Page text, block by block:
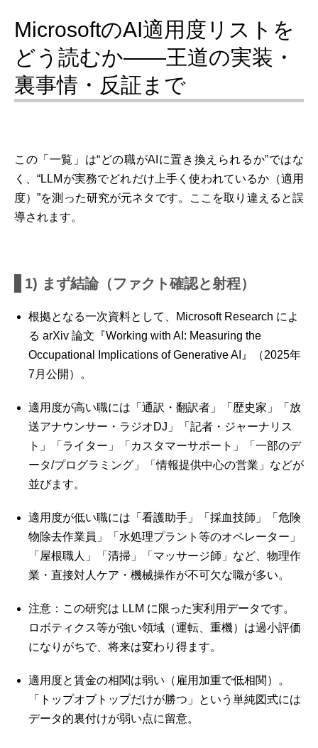
MicrosoftのAI適用度リストを
どう読むか――王道の実装・
裏事情・反証まで
この「一覧」は“どの職がAIに置き換えられるか”ではな
く、“LLMが実務でどれだけ上手く使われているか（適用
度）”を測った研究が元ネタです。ここを取り違えると誤
導されます。
1) まず結論（ファクト確認と射程）
根拠となる一次資料として、Microsoft Research によ
る arXiv 論文『Working with AI: Measuring the
Occupational Implications of Generative AI』（2025年
7月公開）。
適用度が高い職には「通訳・翻訳者」「歴史家」「放
送アナウンサー・ラジオDJ」「記者・ジャーナリス
ト」「ライター」「カスタマーサポート」「一部のデ
ータ/プログラミング」「情報提供中心の営業」などが
並びます。
適用度が低い職には「看護助手」「採血技師」「危険
物除去作業員」「水処理プラント等のオペレーター」
「屋根職人」「清掃」「マッサージ師」など、物理作
業・直接対人ケア・機械操作が不可欠な職が多い。
注意：この研究は LLM に限った実利用データです。
ロボティクス等が強い領域（運転、重機）は過小評価
になりがちで、将来は変わり得ます。
適用度と賃金の相関は弱い（雇用加重で低相関）。
「トップオブトップだけが勝つ」という単純図式には
データ的裏付けが弱い点に留意。